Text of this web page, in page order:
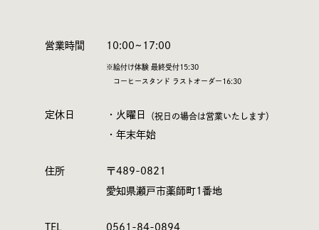
営業時間 10:00~17:00
※絵付け体験 最終受付15:30
コーヒースタンド ラストオーダー16:30
定休日 ・火曜日 （祝日の場合は営業いたします）
・年末年始
住所
〒489-0821
愛知県瀬戸市薬師町1番地
TEL 0561-84-0894